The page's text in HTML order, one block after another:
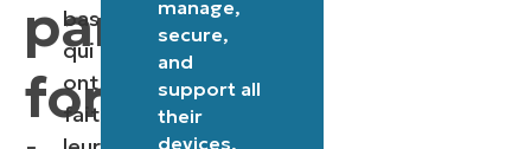
par
force
base
qui
ont
fait
manage,
secure,
and
support all
their
devices,